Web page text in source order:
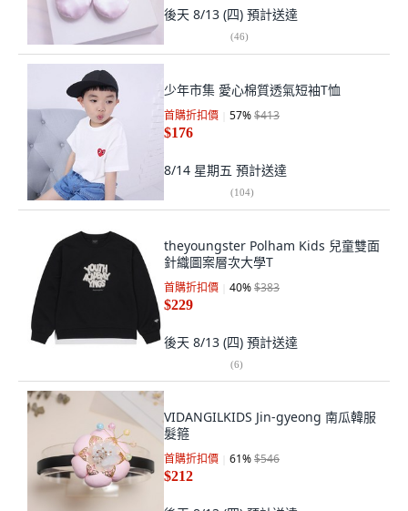
後天 8/13 (四) 預計送達
(46)
少年市集 愛心棉質透氣短袖T恤
首購折扣價 57%$413
$176
8/14 星期五 預計送達
(104)
theyoungster Polham Kids 兒童雙面
針織圖案層次大學T
首購折扣價 40%$383
$229
後天 8/13 (四) 預計送達
(6)
VIDANGILKIDS Jin-gyeong 南瓜韓服
髮箍
首購折扣價 61%$546
$212